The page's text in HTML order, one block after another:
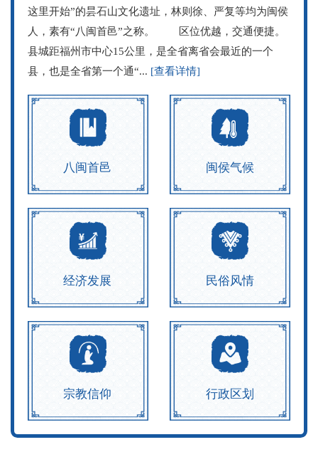
这里开始”的昙石山文化遗址，林则徐、严复等均为闽侯
人，素有“八闽首邑”之称。 区位优越，交通便捷。
县城距福州市中心15公里，是全省离省会最近的一个
县，也是全省第一个通“... [查看详情]
八闽首邑 闽侯气候
经济发展 民俗风情
宗教信仰 行政区划